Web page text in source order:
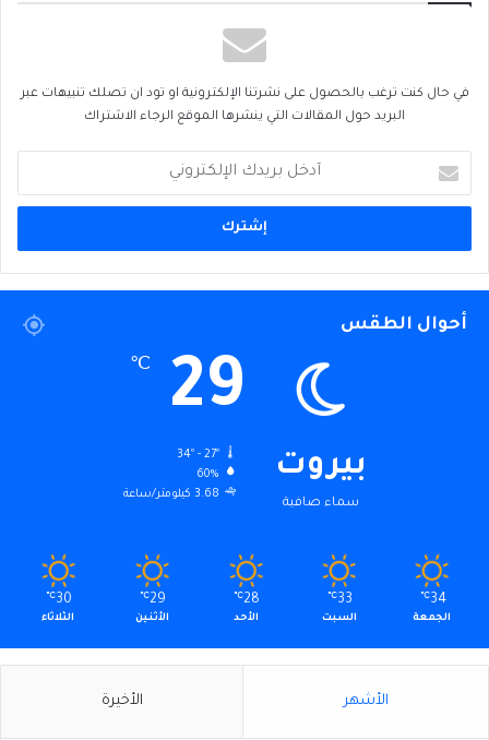
في حال كنت ترغب بالحصول على نشرتنا الإلكترونية او تود ان تصلك تنبيهات عبر
البريد حول المقالات التي ينشرها الموقع الرجاء الاشتراك
بريدك
الإلكتروني
أحوال الطقس
بيروت
سماء صافية
29
℃
34º - 27º
60%
3.68 كيلومتر/ساعة
34
℃
الجمعة
33
℃
السبت
28
℃
الأحد
29
℃
الأثنين
30
℃
الثلاثاء
الأشهر الأخيرة